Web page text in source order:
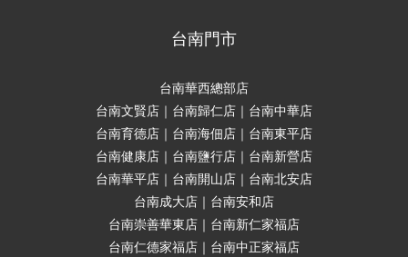
台南門市
台南華西總部店
台南文賢店｜台南歸仁店｜台南中華店
台南育德店｜台南海佃店｜台南東平店
台南健康店｜台南鹽行店｜台南新營店
台南華平店｜台南開山店｜台南北安店
台南成大店｜台南安和店
台南崇善華東店｜台南新仁家福店
台南仁德家福店｜台南中正家福店